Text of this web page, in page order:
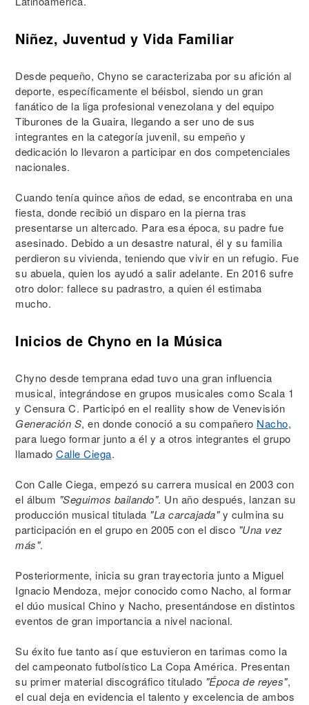
Niñez, Juventud y Vida Familiar
Desde pequeño, Chyno se caracterizaba por su afición al
deporte, específicamente el béisbol, siendo un gran
fanático de la liga profesional venezolana y del equipo
Tiburones de la Guaira, llegando a ser uno de sus
integrantes en la categoría juvenil, su empeño y
dedicación lo llevaron a participar en dos competenciales
nacionales.
Cuando tenía quince años de edad, se encontraba en una
fiesta, donde recibió un disparo en la pierna tras
presentarse un altercado. Para esa época, su padre fue
asesinado. Debido a un desastre natural, él y su familia
perdieron su vivienda, teniendo que vivir en un refugio. Fue
su abuela, quien los ayudó a salir adelante. En 2016 sufre
otro dolor: fallece su padrastro, a quien él estimaba
mucho.
Inicios de Chyno en la Música
Chyno desde temprana edad tuvo una gran influencia
musical, integrándose en grupos musicales como Scala 1
y Censura C. Participó en el reallity show de Venevisión
Generación S, en donde conoció a su compañero Nacho,
para luego formar junto a él y a otros integrantes el grupo
llamado Calle Ciega.
Con Calle Ciega, empezó su carrera musical en 2003 con
el álbum "Seguimos bailando". Un año después, lanzan su
producción musical titulada "La carcajada"y culmina su
participación en el grupo en 2005 con el disco "Una vez
más".
Posteriormente, inicia su gran trayectoria junto a Miguel
Ignacio Mendoza, mejor conocido como Nacho, al formar
el dúo musical Chino y Nacho, presentándose en distintos
eventos de gran importancia a nivel nacional.
Su éxito fue tanto así que estuvieron en tarimas como la
del campeonato futbolístico La Copa América. Presentan
su primer material discográfico titulado "Época de reyes",
el cual deja en evidencia el talento y excelencia de ambos